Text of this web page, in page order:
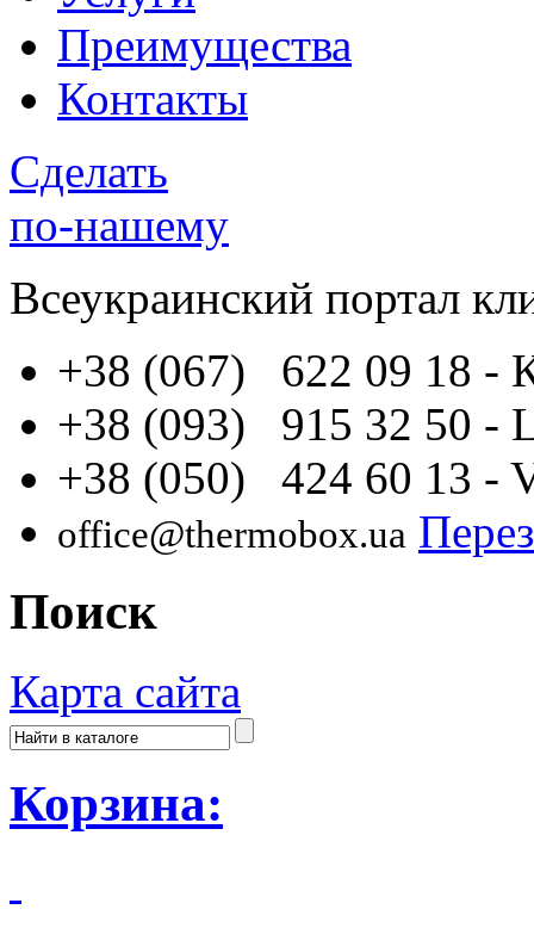
Преимущества
Контакты
Сделать
по-нашему
Всеукраинский портал
+38 (067) 622 09 18 -
+38 (093) 915 32 50 -
+38 (050) 424 60 13 -
office@thermobox.ua
Поиск
Карта сайта
Корзина: